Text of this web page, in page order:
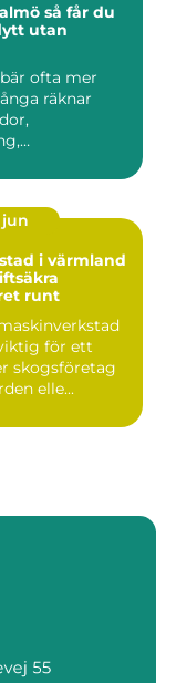
får du
utan
ofta mer
räknar
jun
i värmland
runt
för ett
skogsföretag
elle...